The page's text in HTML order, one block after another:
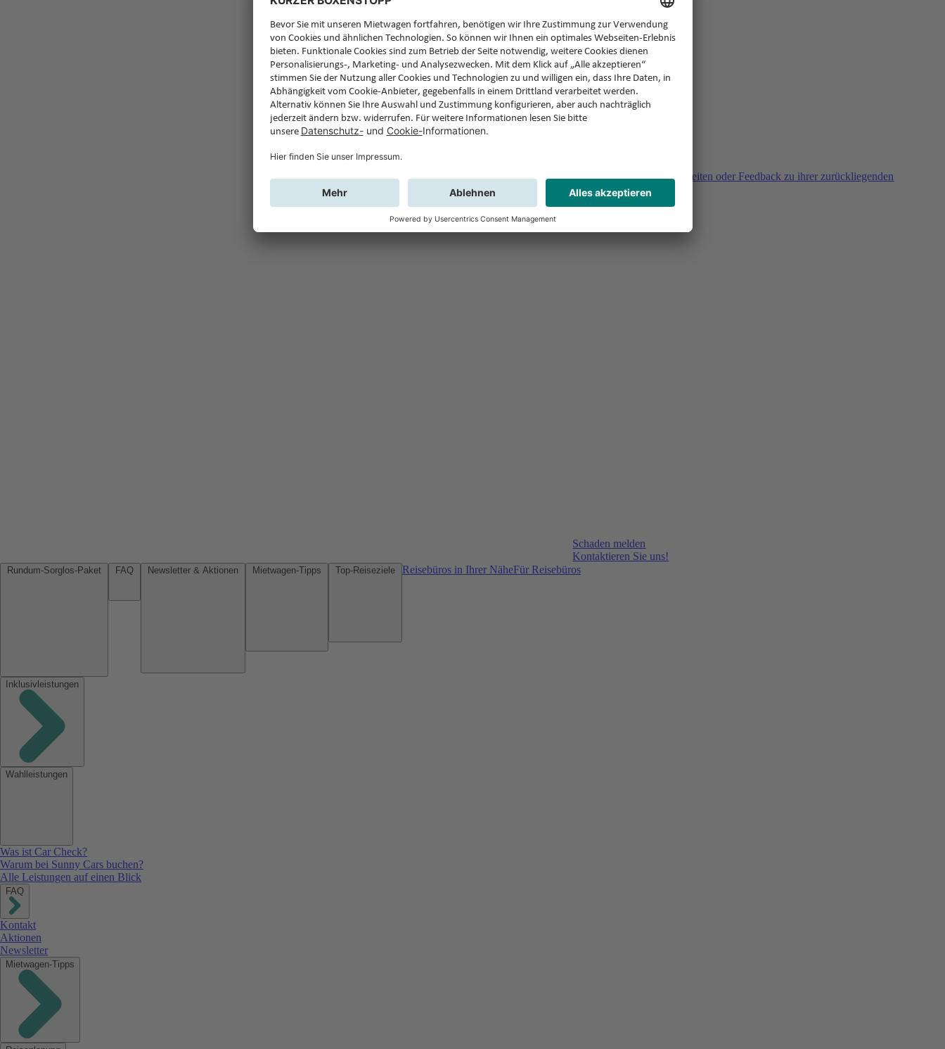
Sie haben Fragen, Unklarheiten oder Feedback zu ihrer zurückliegenden
Buchung?
Schaden melden
Kontaktieren Sie uns!
Reisebüros in Ihrer NäheFür Reisebüros
Inklusivleistungen
Wahlleistungen
Was ist Car Check?
Warum bei Sunny Cars buchen?
Alle Leistungen auf einen Blick
FAQ
Kontakt
Aktionen
Newsletter
Mietwagen-Tipps